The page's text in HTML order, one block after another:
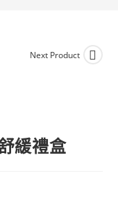
Next Product
緩禮盒